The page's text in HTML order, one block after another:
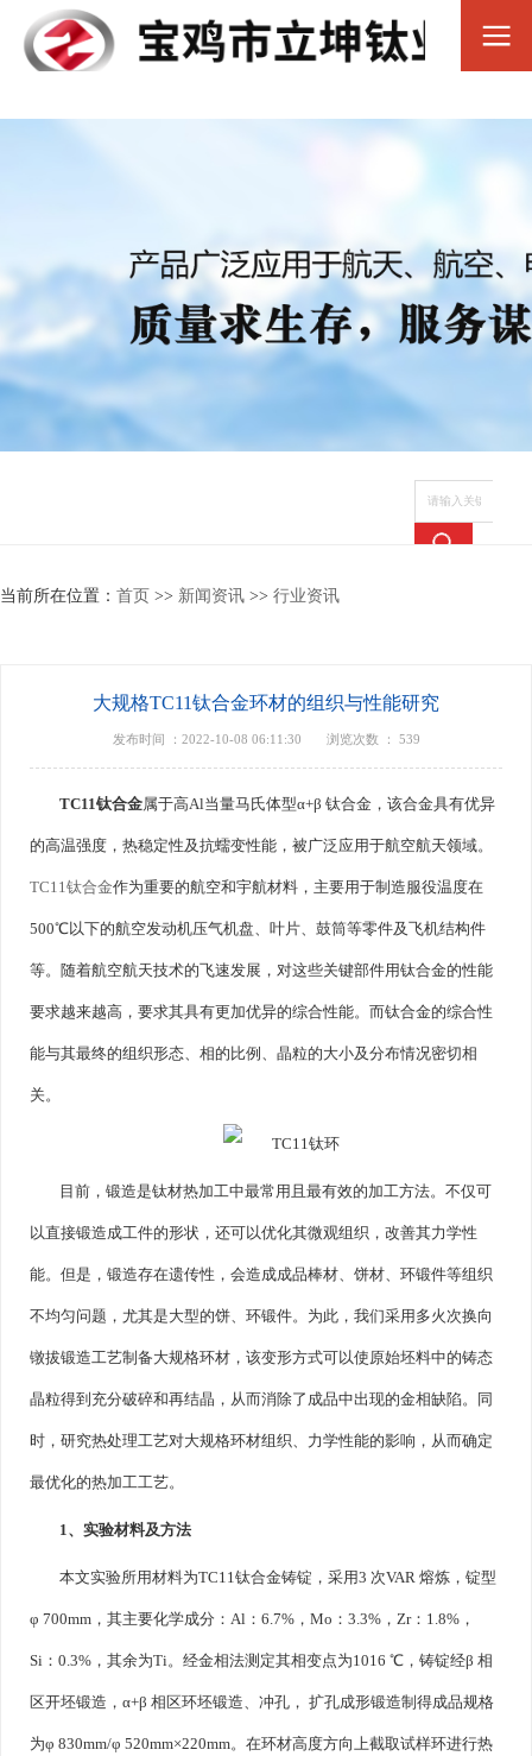
热搜关键词： TC4钛合金 钛合金棒 钛合金管 钛法兰
当前所在位置： 首页 >> 新闻资讯 >> 行业资讯
大规格TC11钛合金环材的组织与性能研究
发布时间 ：2022-10-08 06:11:30 浏览次数 ： 539
TC11钛合金属于高Al当量马氏体型α+β 钛合金，该合金具有优异
的高温强度，热稳定性及抗蠕变性能，被广泛应用于航空航天领域。
TC11钛合金作为重要的航空和宇航材料，主要用于制造服役温度在
500℃以下的航空发动机压气机盘、叶片、鼓筒等零件及飞机结构件
等。随着航空航天技术的飞速发展，对这些关键部件用钛合金的性能
要求越来越高，要求其具有更加优异的综合性能。而钛合金的综合性
能与其最终的组织形态、相的比例、晶粒的大小及分布情况密切相
关。
目前，锻造是钛材热加工中最常用且最有效的加工方法。不仅可
以直接锻造成工件的形状，还可以优化其微观组织，改善其力学性
能。但是，锻造存在遗传性，会造成成品棒材、饼材、环锻件等组织
不均匀问题，尤其是大型的饼、环锻件。为此，我们采用多火次换向
镦拔锻造工艺制备大规格环材，该变形方式可以使原始坯料中的铸态
晶粒得到充分破碎和再结晶，从而消除了成品中出现的金相缺陷。同
时，研究热处理工艺对大规格环材组织、力学性能的影响，从而确定
最优化的热加工工艺。
1、实验材料及方法
本文实验所用材料为TC11钛合金铸锭，采用3 次VAR 熔炼，锭型
φ 700mm，其主要化学成分：Al：6.7%，Mo：3.3%，Zr：1.8%，
Si：0.3%，其余为Ti。经金相法测定其相变点为1016 ℃，铸锭经β 相
区开坯锻造，α+β 相区环坯锻造、冲孔， 扩孔成形锻造制得成品规格
为φ 830mm/φ 520mm×220mm。在环材高度方向上截取试样环进行热